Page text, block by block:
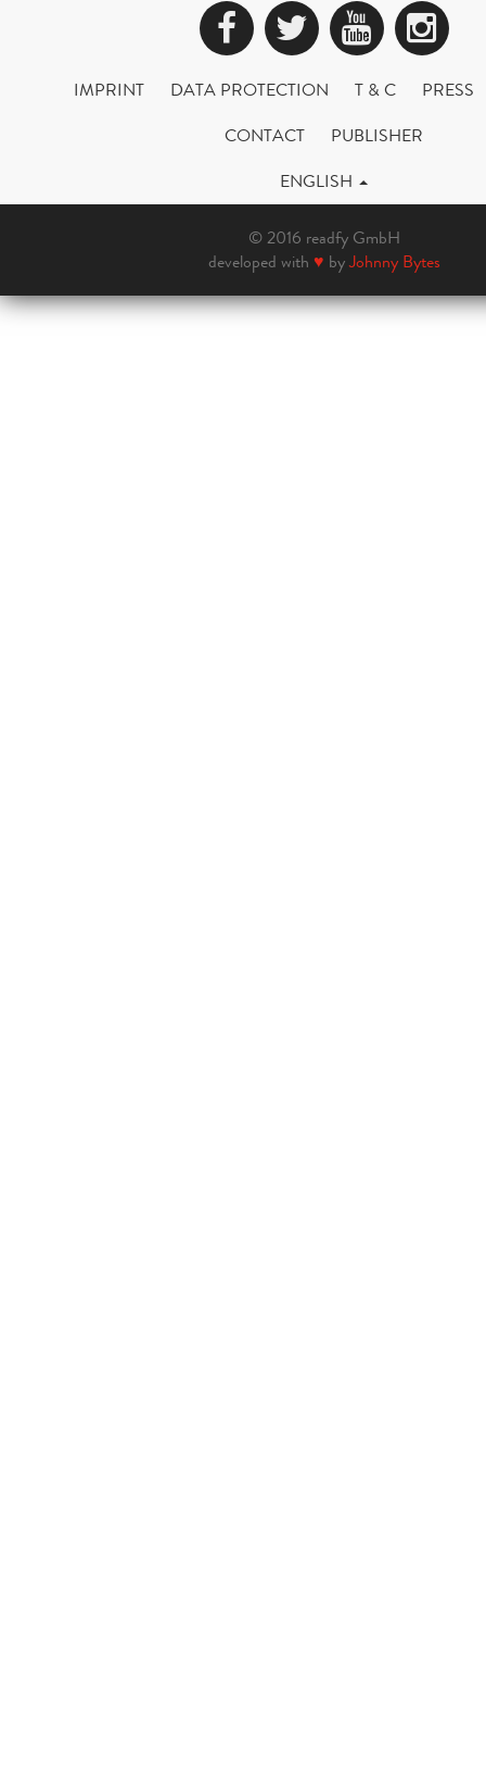
Facebook
Twitter
IMPRINT DATA PROTECTION T & C
PRESS
CONTACT
PUBLISHER
ENGLISH
© 2016 readfy GmbH
developed with ♥ byJohnny Bytes